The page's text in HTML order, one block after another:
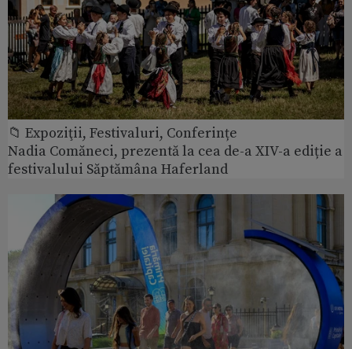
📁 Expoziţii, Festivaluri, Conferințe
Nadia Comăneci, prezentă la cea de-a XIV-a ediție a
festivalului Săptămâna Haferland